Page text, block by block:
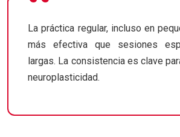
La práctica regular, incluso en
más efectiva que sesiones
largas. La consistencia es clave
neuroplasticidad.